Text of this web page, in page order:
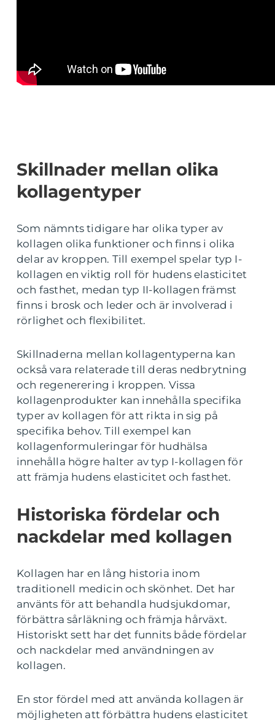
Skillnader mellan olika
kollagentyper
Som nämnts tidigare har olika typer av
kollagen olika funktioner och finns i olika
delar av kroppen. Till exempel spelar typ I-
kollagen en viktig roll för hudens elasticitet
och fasthet, medan typ II-kollagen främst
finns i brosk och leder och är involverad i
rörlighet och flexibilitet.
Skillnaderna mellan kollagentyperna kan
också vara relaterade till deras nedbrytning
och regenerering i kroppen. Vissa
kollagenprodukter kan innehålla specifika
typer av kollagen för att rikta in sig på
specifika behov. Till exempel kan
kollagenformuleringar för hudhälsa
innehålla högre halter av typ I-kollagen för
att främja hudens elasticitet och fasthet.
Historiska fördelar och
nackdelar med kollagen
Kollagen har en lång historia inom
traditionell medicin och skönhet. Det har
använts för att behandla hudsjukdomar,
förbättra sårläkning och främja hårväxt.
Historiskt sett har det funnits både fördelar
och nackdelar med användningen av
kollagen.
En stor fördel med att använda kollagen är
möjligheten att förbättra hudens elasticitet